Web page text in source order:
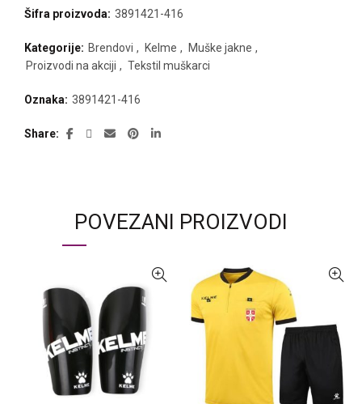
Šifra proizvoda: 3891421-416
Kategorije: Brendovi , Kelme , Muške jakne ,
Proizvodi na akciji , Tekstil muškarci
Oznaka: 3891421-416
Share
POVEZANI PROIZVODI